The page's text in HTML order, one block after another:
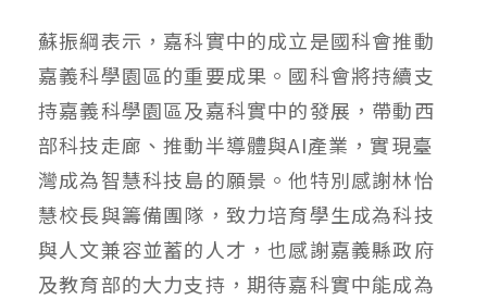
蘇振綱表示，嘉科實中的成立是國科會推動
嘉義科學園區的重要成果。國科會將持續支
持嘉義科學園區及嘉科實中的發展，帶動西
部科技走廊、推動半導體與AI產業，實現臺
灣成為智慧科技島的願景。他特別感謝林怡
慧校長與籌備團隊，致力培育學生成為科技
與人文兼容並蓄的人才，也感謝嘉義縣政府
及教育部的大力支持，期待嘉科實中能成為